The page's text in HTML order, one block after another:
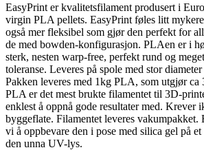
EasyPrint er kvalitetsfilament produsert i
virgin PLA pellets. EasyPrint føles litt
også mer fleksibel som gjør den perfekt for
de med bowden-konfigurasjon. PLAen er i
sterk, nesten warp-free, perfekt rund og
toleranse. Leveres på spole med stor
Pakken leveres med 1kg PLA, som utgjør ca
PLA er det mest brukte filamentet til 3D-
enklest å oppnå gode resultater med. Krever
byggeflate. Filamentet leveres vakumpakket.
vi å oppbevare den i pose med silica gel på
den unna UV-lys.